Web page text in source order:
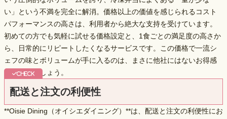
い」という不満を完全に解消。価格以上の価値を感じられるコスト
パフォーマンスの高さは、利用者から絶大な支持を受けています。
初めての方でも気軽に試せる価格設定と、1食ごとの満足度の高さか
ら、日常的にリピートしたくなるサービスです。この価格で一流シ
ェフの味とボリュームが手に入るのは、まさに他社にはないお得感
と言えるでしょう。
配送と注文の利便性
**Oisie Dining（オイシエダイニング）**は、配送と注文の利便性にお